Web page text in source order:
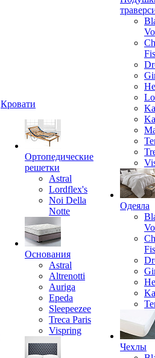
Кровати
Ортопедические
решетки
Astral
Lordflex's
Noi Della
Notte
Основания
Astral
Altrenotti
Auriga
Epeda
Sleepeezee
Treca Paris
Vispring
Одеяла
Чехлы